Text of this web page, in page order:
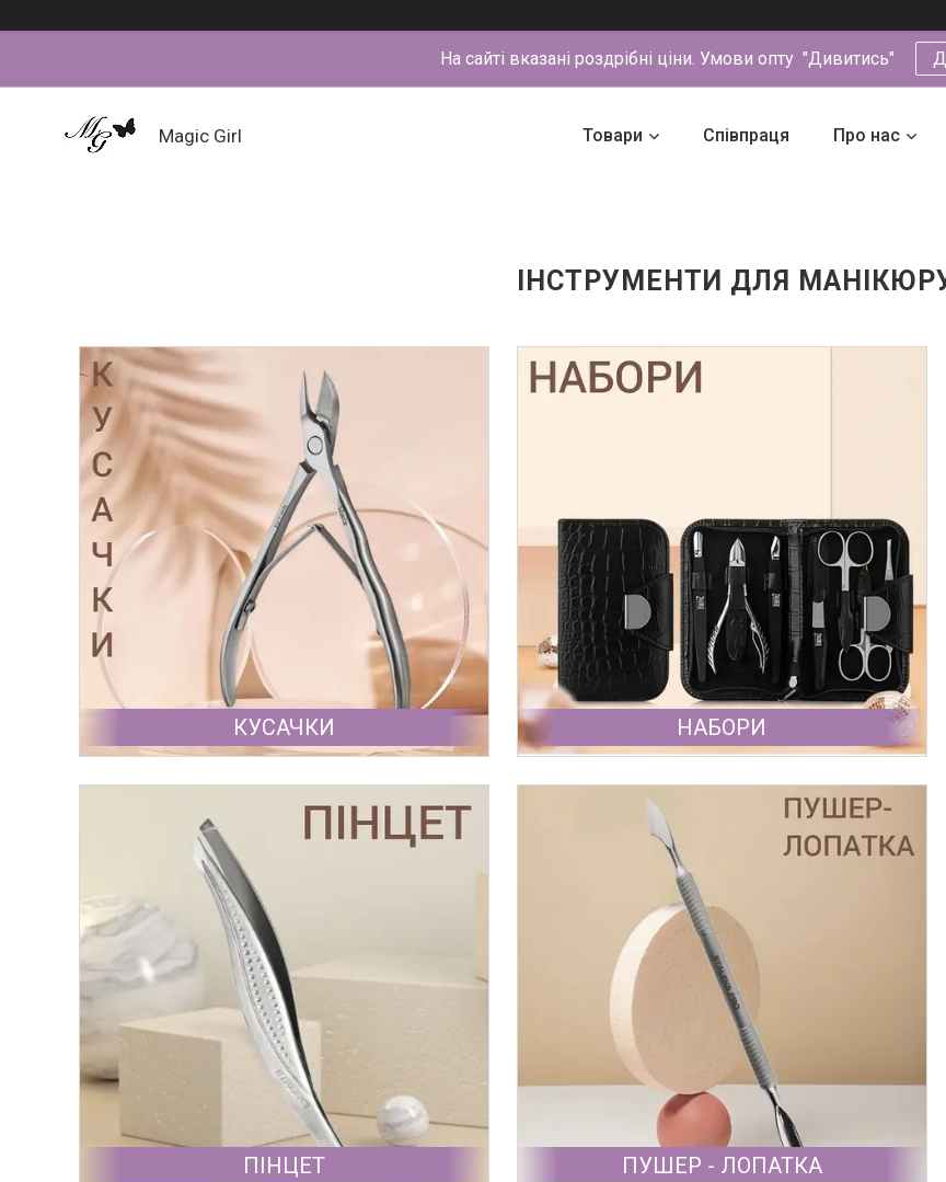
На сайті вказані роздрібні ціни. Умови опту "Дивитись"
Magic Girl Товари Співпраця Про нас
ІНСТРУМЕНТИ ДЛЯ
КУСАЧКИ НАБОРИ
ПІНЦЕТ ПУШЕР - ЛОПАТКА